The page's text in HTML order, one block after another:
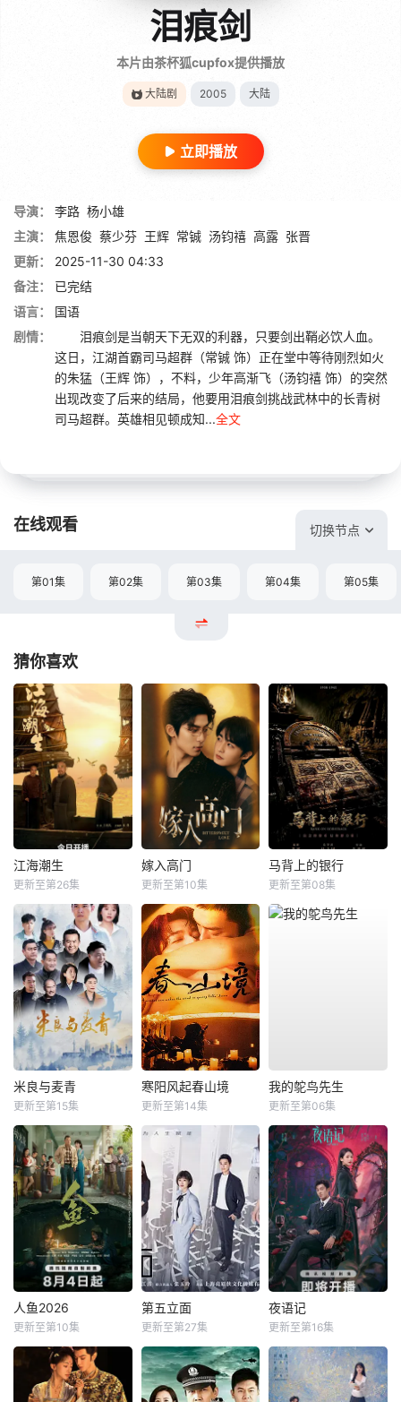
泪痕剑
本片由茶杯狐cupfox提供播放
大陆剧 2005 大陆
立即播放
导演： 李路 杨小雄
主演：
焦恩俊 蔡少芬 王辉 常铖 汤钧禧 高露 张晋
更新：
2025-11-30 04:33
备注：
已完结
语言：
国语
剧情：
泪痕剑是当朝天下无双的利器，只要剑出鞘必饮人血。
这日，江湖首霸司马超群（常铖 饰）正在堂中等待刚烈如火
的朱猛（王辉 饰），不料，少年高渐飞（汤钧禧 饰）的突然
出现改变了后来的结局，他要用泪痕剑挑战武林中的长青树
司马超群。英雄相见顿成知...全文
在线观看 切换节点
第01集 第02集 第03集 第04集 第05集
猜你喜欢
江海潮生
更新至第26集
嫁入高门
更新至第10集
马背上的银行
更新至第08集
米良与麦青
更新至第15集
寒阳风起春山境
更新至第14集
我的鸵鸟先生
更新至第06集
人鱼2026
更新至第10集
第五立面
更新至第27集
夜语记
更新至第16集